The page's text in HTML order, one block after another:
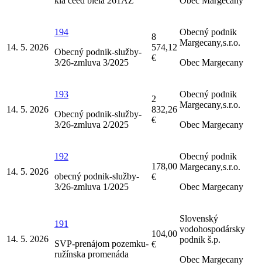
14. 5. 2026
194
Obecný podnik-služby-
3/26-zmluva 3/2025
8
574,12
€
Obecný podnik
Margecany,s.r.o.
Obec Margecany
14. 5. 2026
193
Obecný podnik-služby-
3/26-zmluva 2/2025
2
832,26
€
Obecný podnik
Margecany,s.r.o.
Obec Margecany
14. 5. 2026
192
obecný podnik-služby-
3/26-zmluva 1/2025
178,00
€
Obecný podnik
Margecany,s.r.o.
Obec Margecany
14. 5. 2026
191
SVP-prenájom pozemku-
ružínska promenáda
104,00
€
Slovenský
vodohospodársky
podnik š.p.
Obec Margecany